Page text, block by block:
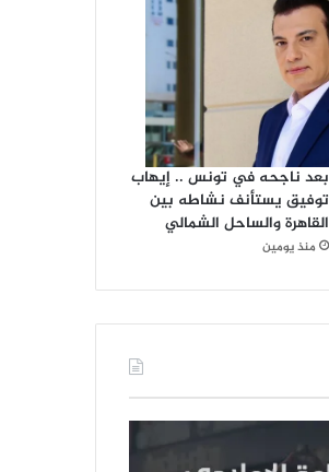
بعد ناجحه في تونس .. إيهاب
توفيق يستأنف نشاطه بين
القاهرة والساحل الشمالي
منذ يومين